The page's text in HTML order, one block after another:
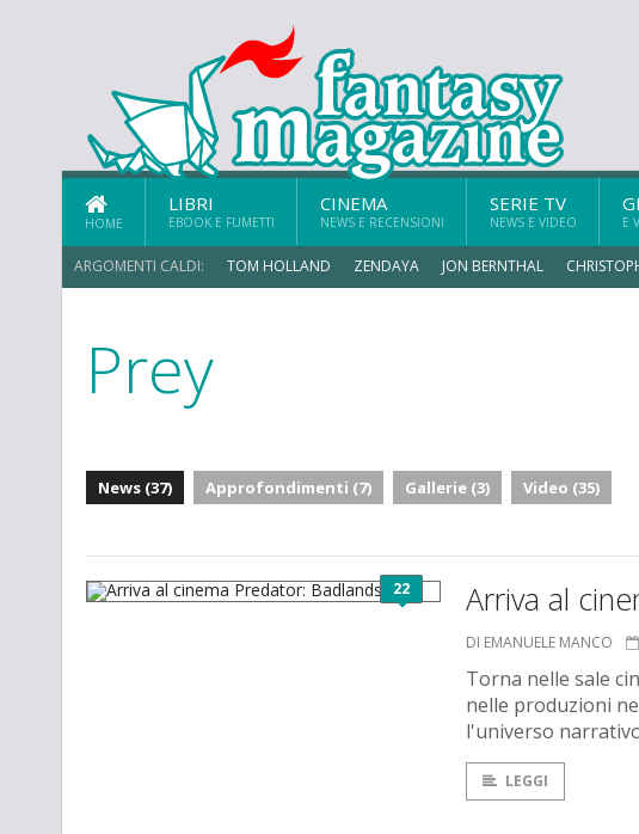
HOME
LIBRI
EBOOK E FUMETTI
CINEMA
NEWS E RECENSIONI
SERIE TV
NEWS E VIDEO E
ARGOMENTI CALDI: TOM HOLLAND ZENDAYA JON BERNTHAL
Prey
News (37) Approfondimenti (7) Gallerie (3) Video (35)
22 Arriva al
DI EMANUELE MANCO
Torna nelle sale
nelle produzioni
l'universo
LEGGI